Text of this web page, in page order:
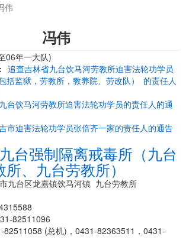
伟
冯伟
06年一大队)
括监狱，劳教所，教养院、劳改队）
追查吉林省九台饮马河劳教所迫害法轮功学员
的责任人
台饮马河劳教所迫害法轮功学员的责任人的通
市迫害法轮功学员张倍齐一家的责任人的通告
台强制隔离戒毒所（九台
、九台劳教所）
九台区龙嘉镇饮马河镇 九台劳教所
82511096
82511058 (总机)，0431-82363511，0431-